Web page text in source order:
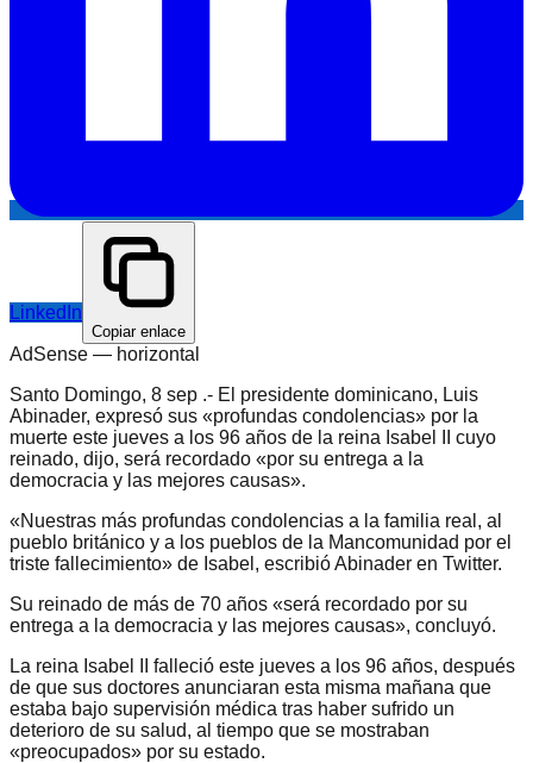
LinkedIn
Copiar enlace
AdSense — horizontal
Santo Domingo, 8 sep .- El presidente dominicano, Luis
Abinader, expresó sus «profundas condolencias» por la
muerte este jueves a los 96 años de la reina Isabel II cuyo
reinado, dijo, será recordado «por su entrega a la
democracia y las mejores causas».
«Nuestras más profundas condolencias a la familia real, al
pueblo británico y a los pueblos de la Mancomunidad por el
triste fallecimiento» de Isabel, escribió Abinader en Twitter.
Su reinado de más de 70 años «será recordado por su
entrega a la democracia y las mejores causas», concluyó.
La reina Isabel II falleció este jueves a los 96 años, después
de que sus doctores anunciaran esta misma mañana que
estaba bajo supervisión médica tras haber sufrido un
deterioro de su salud, al tiempo que se mostraban
«preocupados» por su estado.